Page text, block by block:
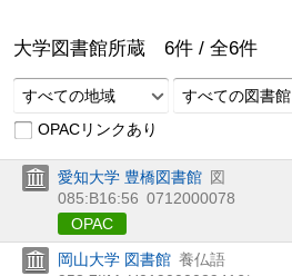
大学図書館所蔵 6件 / 全6件
すべての地域
すべての図書館
OPACリンクあり
愛知大学 豊橋図書館 図
085:B16:56 0712000078
OPAC
岡山大学 図書館 養仏語